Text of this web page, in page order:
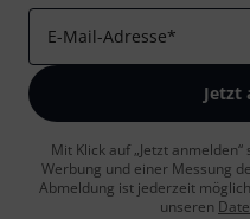
E-Mail-Adresse*
Jetzt
Mit Klick auf „Jetzt
Werbung und einer Messung
Abmeldung ist jederzeit
unseren